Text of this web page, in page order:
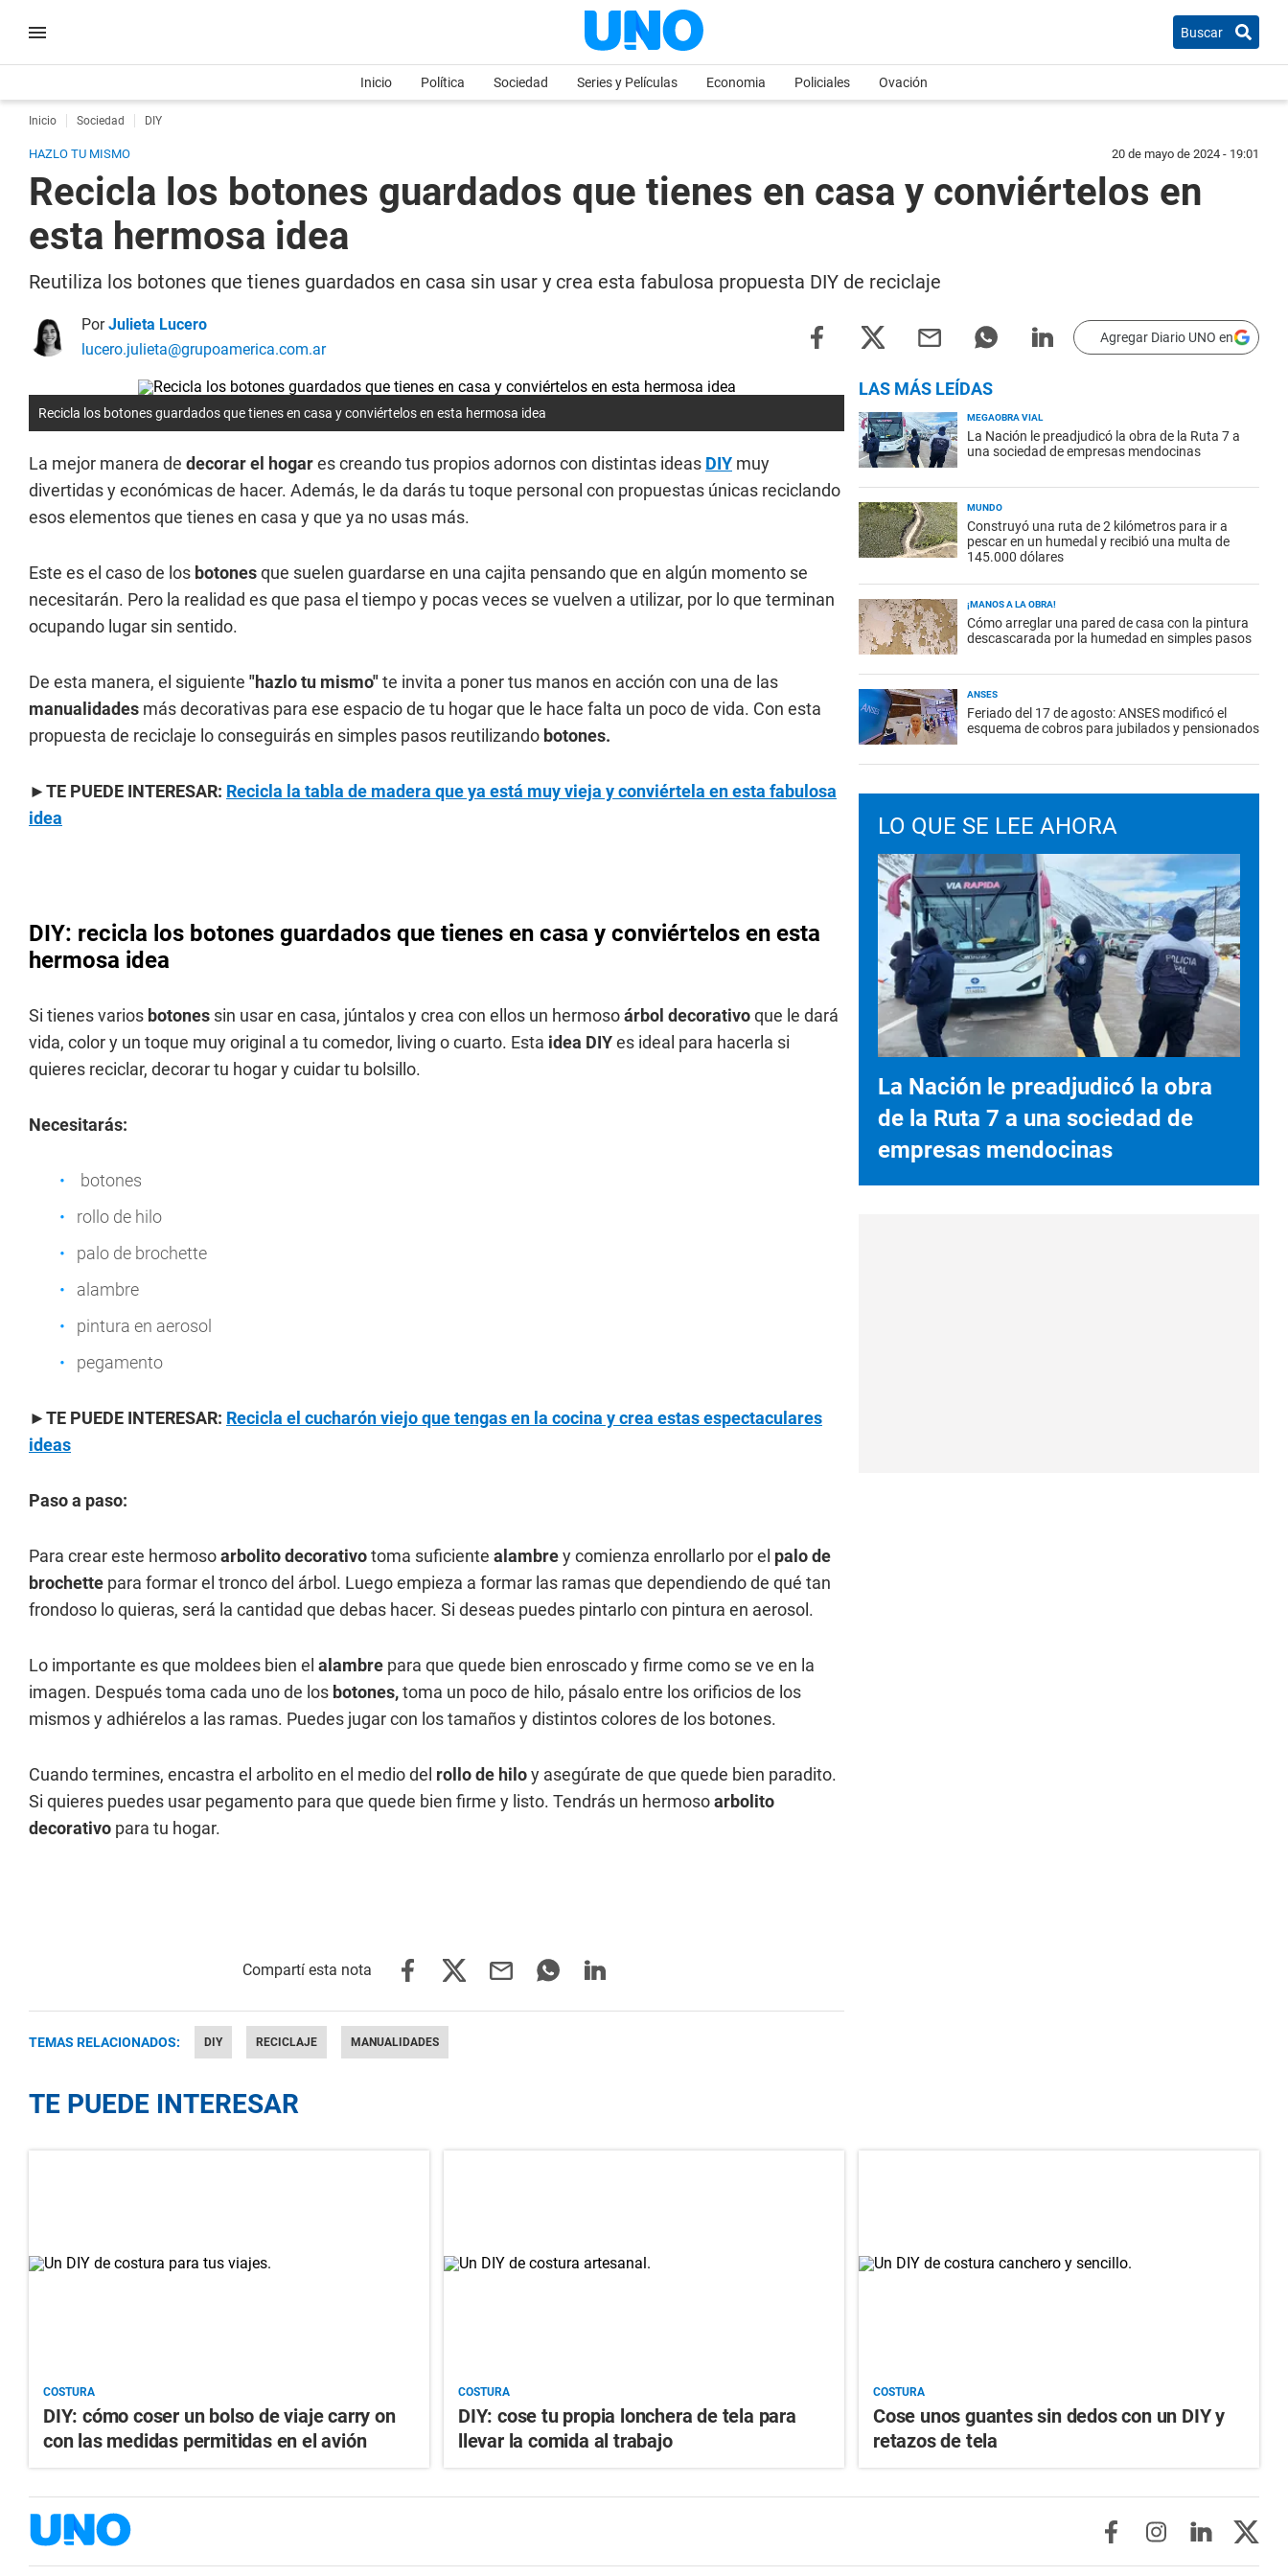
Buscar
Inicio Política Sociedad Series y Películas Economia Policiales Ovación
Inicio Sociedad DIY
HAZLO TU MISMO 20 de mayo de 2024 - 19:01
Recicla los botones guardados que tienes en casa y conviértelos en
esta hermosa idea
Reutiliza los botones que tienes guardados en casa sin usar y crea esta fabulosa propuesta DIY de reciclaje
PorJulieta Lucero
lucero.julieta@grupoamerica.com.ar
Agregar Diario UNO en
Recicla los botones guardados que tienes en casa y conviértelos en esta hermosa idea
La mejor manera de decorar el hogares creando tus propios adornos con distintas ideas DIY muy
divertidas y económicas de hacer. Además, le da darás tu toque personal con propuestas únicas reciclando
esos elementos que tienes en casa y que ya no usas más.
Este es el caso de los botonesque suelen guardarse en una cajita pensando que en algún momento se
necesitarán. Pero la realidad es que pasa el tiempo y pocas veces se vuelven a utilizar, por lo que terminan
ocupando lugar sin sentido.
De esta manera, el siguiente "hazlo tu mismo"te invita a poner tus manos en acción con una de las
manualidades más decorativas para ese espacio de tu hogar que le hace falta un poco de vida. Con esta
propuesta de reciclaje lo conseguirás en simples pasos reutilizando botones.
►TE PUEDE INTERESAR: Recicla la tabla de madera que ya está muy vieja y conviértela en esta fabulosa
idea
DIY: recicla los botones guardados que tienes en casa y conviértelos en esta
hermosa idea
Si tienes varios botones sin usar en casa, júntalos y crea con ellos un hermosoárbol decorativoque le dará
vida, color y un toque muy original a tu comedor, living o cuarto. Esta idea DIYes ideal para hacerla si
quieres reciclar, decorar tu hogar y cuidar tu bolsillo.
Necesitarás:
botones
rollo de hilo
palo de brochette
alambre
pintura en aerosol
pegamento
►TE PUEDE INTERESAR: Recicla el cucharón viejo que tengas en la cocina y crea estas espectaculares
ideas
Paso a paso:
Para crear este hermosoarbolito decorativotoma suficiente alambrey comienza enrollarlo por el palo de
brochette para formar el tronco del árbol. Luego empieza a formar las ramas que dependiendo de qué tan
frondoso lo quieras, será la cantidad que debas hacer. Si deseas puedes pintarlo con pintura en aerosol.
Lo importante es que moldees bien el alambre para que quede bien enroscado y firme como se ve en la
imagen. Después toma cada uno de los botones,toma un poco de hilo, pásalo entre los orificios de los
mismos y adhiérelos a las ramas. Puedes jugar con los tamaños y distintos colores de los botones.
Cuando termines, encastra el arbolito en el medio del rollo de hiloy asegúrate de que quede bien paradito.
Si quieres puedes usar pegamento para que quede bien firme y listo. Tendrás un hermosoarbolito
decorativo para tu hogar.
TEMAS RELACIONADOS: DIY RECICLAJE MANUALIDADES
LAS MÁS LEÍDAS
MEGAOBRA VIAL
La Nación le preadjudicó la obra de la Ruta 7 a
una sociedad de empresas mendocinas
MUNDO
Construyó una ruta de 2 kilómetros para ir a
pescar en un humedal y recibió una multa de
145.000 dólares
¡MANOS A LA OBRA!
Cómo arreglar una pared de casa con la pintura
descascarada por la humedad en simples pasos
ANSES
Feriado del 17 de agosto: ANSES modificó el
esquema de cobros para jubilados y pensionados
LO QUE SE LEE AHORA
La Nación le preadjudicó la obra
de la Ruta 7 a una sociedad de
empresas mendocinas
TE PUEDE INTERESAR
COSTURA
DIY: cómo coser un bolso de viaje carry on
con las medidas permitidas en el avión
COSTURA
DIY: cose tu propia lonchera de tela para
llevar la comida al trabajo
COSTURA
Cose unos guantes sin dedos con un DIY y
retazos de tela